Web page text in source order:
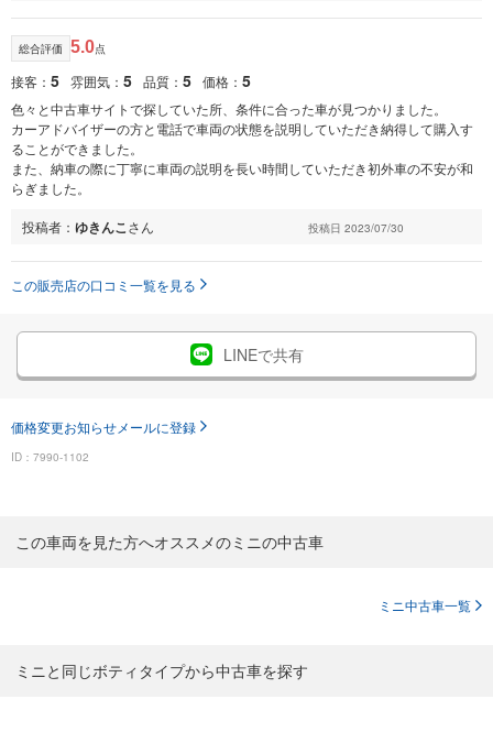
総合評価 5.0点
接客： 5 雰囲気： 5 品質： 5 価格： 5
色々と中古車サイトで探していた所、条件に合った車が見つかりました。
カーアドバイザーの方と電話で車両の状態を説明していただき納得して購入す
ることができました。
また、納車の際に丁寧に車両の説明を長い時間していただき初外車の不安が和
らぎました。
投稿者： ゆきんこさん 投稿日 2023/07/30
この販売店の口コミ一覧を見る
LINEで共有
価格変更お知らせメールに登録
ID：7990-1102
この車両を見た方へオススメのミニの中古車
ミニ中古車一覧
ミニと同じボティタイプから中古車を探す